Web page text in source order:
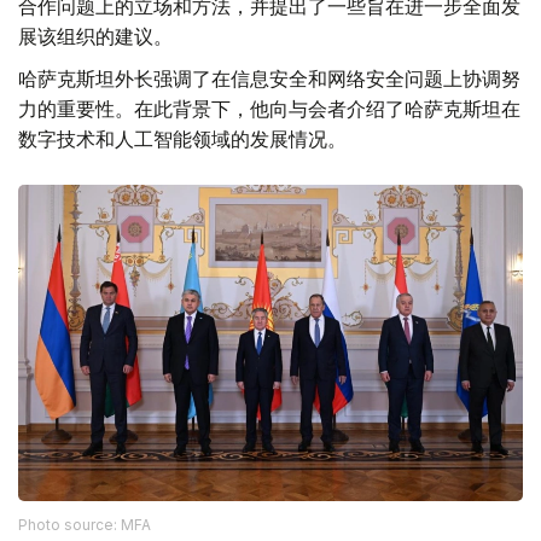
合作问题上的立场和方法，并提出了一些旨在进一步全面发
展该组织的建议。
哈萨克斯坦外长强调了在信息安全和网络安全问题上协调努
力的重要性。在此背景下，他向与会者介绍了哈萨克斯坦在
数字技术和人工智能领域的发展情况。
Photo source: MFA